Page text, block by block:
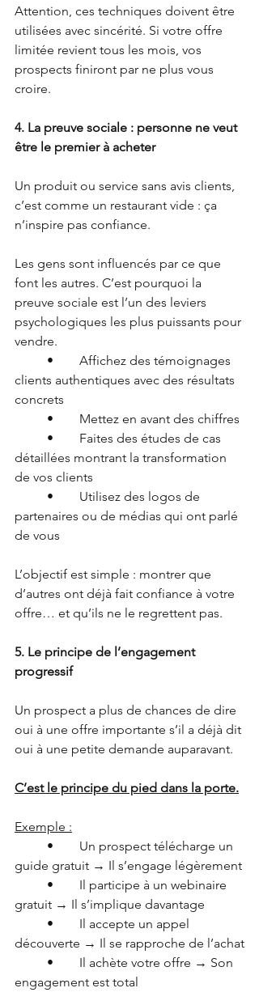
Attention, ces techniques doivent être
utilisées avec sincérité. Si votre offre
limitée revient tous les mois, vos
prospects finiront par ne plus vous
croire.
4. La preuve sociale : personne ne veut
être le premier à acheter
Un produit ou service sans avis clients,
c’est comme un restaurant vide : ça
n’inspire pas confiance.
Les gens sont influencés par ce que
font les autres. C’est pourquoi la
preuve sociale est l’un des leviers
psychologiques les plus puissants pour
vendre.
clients authentiques avec des résultats
concrets
	•	Mettez en avant des chiffres
détaillées montrant la transformation
de vos clients
partenaires ou de médias qui ont parlé
de vous
L’objectif est simple : montrer que
d’autres ont déjà fait confiance à votre
offre… et qu’ils ne le regrettent pas.
5. Le principe de l’engagement
progressif
Un prospect a plus de chances de dire
oui à une offre importante s’il a déjà dit
oui à une petite demande auparavant.
C’est le principe du pied dans la porte.
Exemple :
guide gratuit → Il s’engage légèrement
gratuit → Il s’implique davantage
découverte → Il se rapproche de l’achat
engagement est total